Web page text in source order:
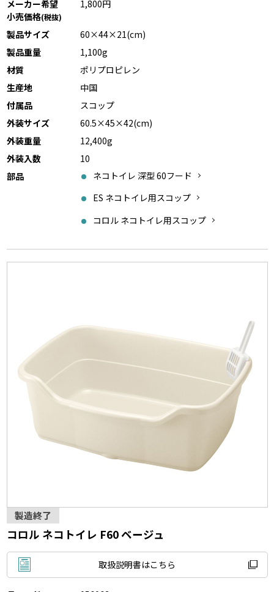
メーカー希望
小売価格(税抜)
1,800円
製品サイズ
60×44×21(cm)
製品重量
1,100g
材質
ポリプロピレン
生産地
中国
付属品
スコップ
外装サイズ
60.5×45×42(cm)
外装重量
12,400g
外装入数
10
部品
ネコトイレ 深型 60フード
ES ネコトイレ用スコップ
コロル ネコトイレ用スコップ
製造終了
コロル ネコトイレ F60 ベージュ
取扱説明書はこちら